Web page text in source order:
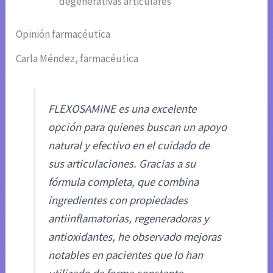
Opinión farmacéutica
Carla Méndez, farmacéutica
FLEXOSAMINE es una excelente
opción para quienes buscan un apoyo
natural y efectivo en el cuidado de
sus articulaciones. Gracias a su
fórmula completa, que combina
ingredientes con propiedades
antiinflamatorias, regeneradoras y
antioxidantes, he observado mejoras
notables en pacientes que lo han